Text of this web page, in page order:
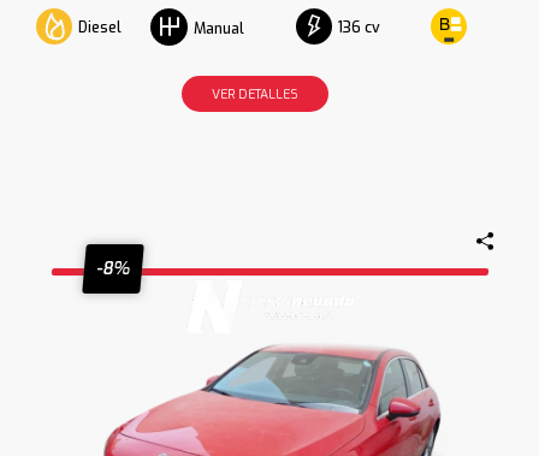
Diesel Manual 136 cv
VER DETALLES
-8%